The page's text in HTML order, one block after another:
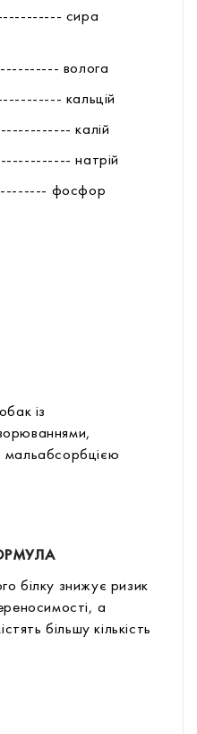
сира
волога
кальцій
калій
натрій
фоcфор
із
мальабсорбцією
білку знижує ризик
а
більшу кількість